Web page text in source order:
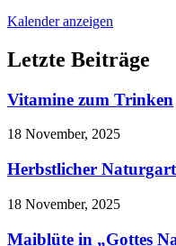
Kalender anzeigen
Letzte Beiträge
Vitamine zum Trinken
18 November, 2025
Herbstlicher
18 November, 2025
Maiblüte in „Gottes